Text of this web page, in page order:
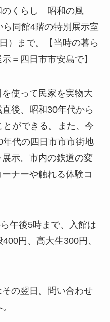
のくらし 昭和の風
同館4階の特別展示室
）まで。【当時の暮ら
＝四日市市安島で】
使って民家を実物大
後、昭和30年代から
ができる。また、今
代の四日市市市街地
示。市内の鉄道の変
ナーや触れる体験コ
午後5時まで、入館は
円、高大生300円、
の翌日。問い合わせ